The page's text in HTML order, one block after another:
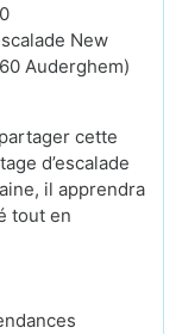
New
Auderghem)
cette
d’escalade
il apprendra
tout en